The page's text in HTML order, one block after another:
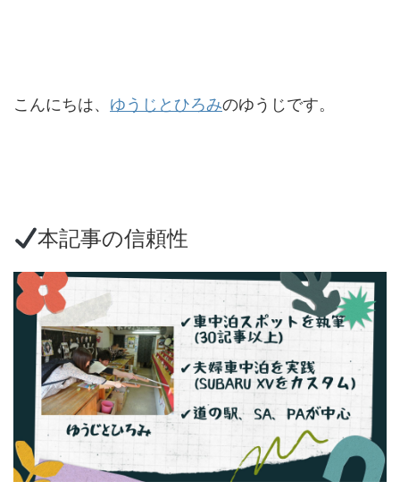
こんにちは、 ゆうじとひろみのゆうじです。
本記事の信頼性